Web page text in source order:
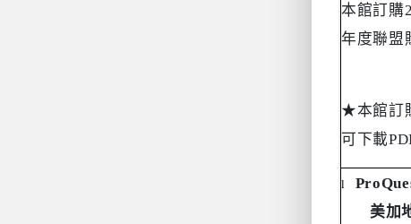
本館訂購
年度聯盟
★本館訂
可下載
l
美加